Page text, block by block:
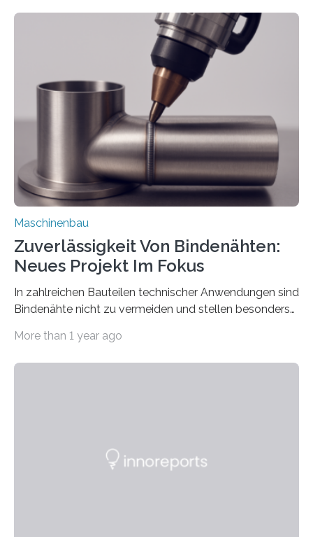
Teile als eine Einheit verpacken. Die Anordnung kann
der Benutzer vorgeben und erhält so mehr Kontrolle
über die Positionierung der Bauteile. Die ebenfalls neue
Automatisierungsschnittstelle dient dazu, die Software
besser in spezifische Unternehmensprozesse
einzubinden. Sankt Augustin – Zur Messe FACHPACK
vom 23. bis 25. September in Nürnberg…
Maschinenbau
Zuverlässigkeit Von Bindenähten:
Neues Projekt Im Fokus
In zahlreichen Bauteilen technischer Anwendungen sind
Bindenähte nicht zu vermeiden und stellen besonders
Matrixmaterials eine große Herausforderung dar.
Durch den verstärkten Einsatz von Rezyklaten
More than 1 year ago